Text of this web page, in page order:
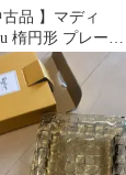
古品 】マディ
楕円形 プレート
本製